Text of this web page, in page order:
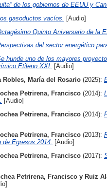
de los gobiernos de EEUU y
gasoductos vacíos.
[Audio]
Quinto Aniversario de la
del sector energético
hunde uno de los mayores
Etileno XXI. [Audio]
Robles, María del Rosario (2025):
Petrirena, Francisco (2014):
[Audio]
Petrirena, Francisco (2014):
Petrirena, Francisco (2013):
Egresos 2014. [Audio]
Petrirena, Francisco (2017):
Petrirena, Francisco y Ruiz